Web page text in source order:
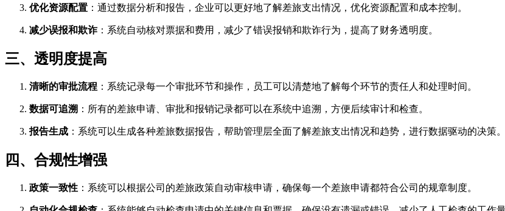
优化资源配置 ：通过数据分析和报告，企业可以更好地了解差旅支出情况，优化资源配置和成本控制。
减少误报和欺诈：系统自动核对票据和费用，减少了错误报销和欺诈行为，提高了财务透明度。
三、透明度提高
清晰的审批流程 ：系统记录每一个审批环节和操作，员工可以清楚地了解每个环节的责任人和处理时间。
数据可追溯 ：所有的差旅申请、审批和报销记录都可以在系统中追溯，方便后续审计和检查。
报告生成 ：系统可以生成各种差旅数据报告，帮助管理层全面了解差旅支出情况和趋势，进行数据驱动的决策。
四、合规性增强
政策一致性 ：系统可以根据公司的差旅政策自动审核申请，确保每一个差旅申请都符合公司的规章制度。